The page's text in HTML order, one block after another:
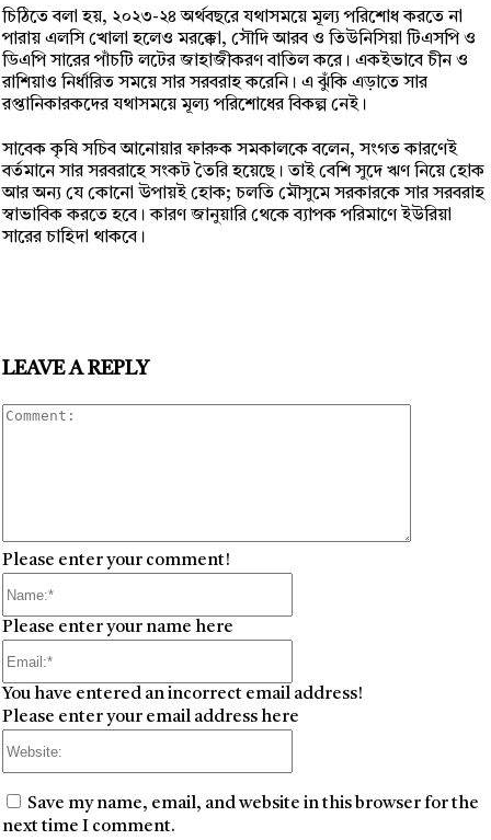
চিঠিতে বলা হয়, ২০২৩-২৪ অর্থবছরে যথাসময়ে মূল্য পরিশোধ করতে না
পারায় এলসি খোলা হলেও মরক্কো, সৌদি আরব ও তিউনিসিয়া টিএসপি ও
ডিএপি সারের পাঁচটি লটের জাহাজীকরণ বাতিল করে। একইভাবে চীন ও
রাশিয়াও নির্ধারিত সময়ে সার সরবরাহ করেনি। এ ঝুঁকি এড়াতে সার
রপ্তানিকারকদের যথাসময়ে মূল্য পরিশোধের বিকল্প নেই।
সাবেক কৃষি সচিব আনোয়ার ফারুক সমকালকে বলেন, সংগত কারণেই
বর্তমানে সার সরবরাহে সংকট তৈরি হয়েছে। তাই বেশি সুদে ঋণ নিয়ে হোক
আর অন্য যে কোনো উপায়ই হোক; চলতি মৌসুমে সরকারকে সার সরবরাহ
স্বাভাবিক করতে হবে। কারণ জানুয়ারি থেকে ব্যাপক পরিমাণে ইউরিয়া
সারের চাহিদা থাকবে।
LEAVE A REPLY
Please enter your comment!
Please enter your name here
You have entered an incorrect email address!
Please enter your email address here
Save my name, email, and website in this browser for the
next time I comment.